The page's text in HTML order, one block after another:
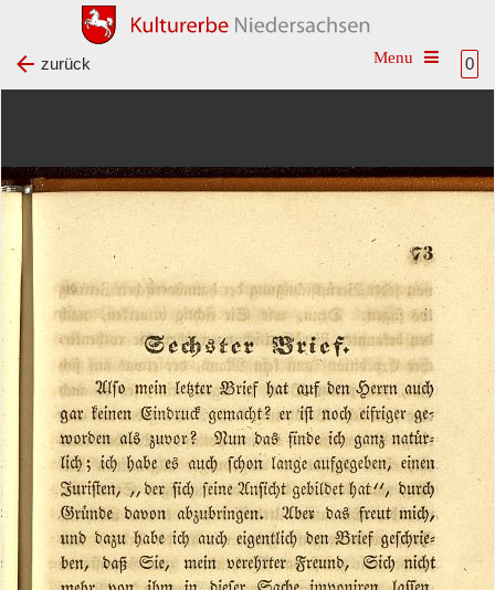
0
Toggle
zurück